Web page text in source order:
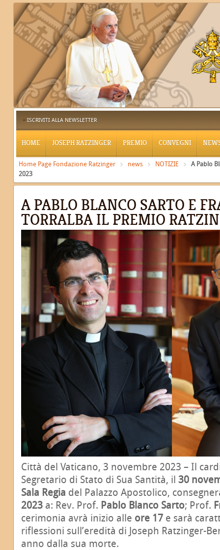
ISCRIVITI ALLA NEWSLETTER
HOME JOSEPH RATZINGER PREMIO CONVEGNI
Home Page Fondazione Ratzinger news NOTIZIE
A Pablo
2023
A PABLO BLANCO SARTO E
TORRALBA IL PREMIO
Città del Vaticano, 3 novembre 2023 – Il
Segretario di Stato di Sua Santità, il 30
Sala Regia del Palazzo Apostolico,
2023 a: Rev. Prof. Pablo Blanco Sarto; Prof.
cerimonia avrà inizio alle ore 17 e sarà
riflessioni sull’eredità di Joseph Ratzinger-
anno dalla sua morte.